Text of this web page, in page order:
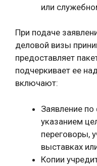
или
При подаче
деловой визы
предоставляет
подчеркивает ее
включают:
Заявление
указанием
переговоры,
выставках
Копии